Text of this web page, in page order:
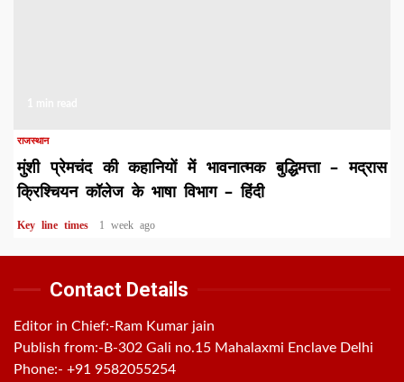
राजस्थान
मुंशी प्रेमचंद की कहानियों में भावनात्मक बुद्धिमत्ता – मद्रास
क्रिश्चियन कॉलेज के भाषा विभाग – हिंदी
Key line times 1 week ago
Contact Details
Editor in Chief:-Ram Kumar jain
Publish from:- B-302 Gali no.15 Mahalaxmi Enclave Delhi
Phone:- +91 9582055254